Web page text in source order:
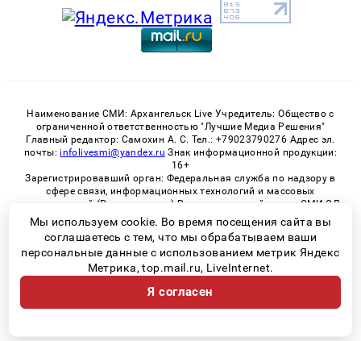
Наименование СМИ: Архангельск Live Учредитель: Общество с
ограниченной ответственностью "Лучшие Медиа Решения"
Главный редактор: Самохин А. С. Тел.: +79023790276 Адрес эл.
почты: infolivesmi@yandex.ru Знак информационной продукции:
16+
Зарегистрировавший орган: Федеральная служба по надзору в
сфере связи, информационных технологий и массовых
коммуникаций (Роскомнадзор) Регистрационный номер СМИ ЭЛ
№ ФС 77 - 82533 от 21.01.2022
© 2026 «Архангельск Live» | Все права защищены
Возрастная категория сайта 16+
Политика конфиденциальности
Мы используем cookie. Во время посещения сайта вы
соглашаетесь с тем, что мы обрабатываем ваши
персональные данные с использованием метрик Яндекс
Метрика, top.mail.ru, LiveInternet.
Я согласен